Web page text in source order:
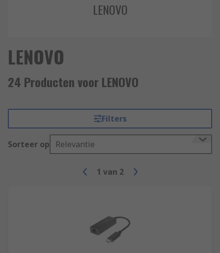
LENOVO
LENOVO
24 Producten voor LENOVO
Filters
Sorteer op Relevantie
1 van 2